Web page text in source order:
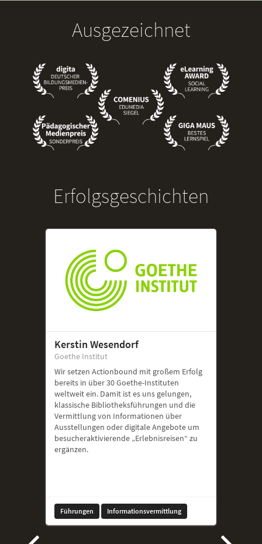
Ausgezeichnet
Erfolgsgeschichten
Kerstin Wesendorf
Goethe Institut
Wir setzen Actionbound mit großem Erfolg
bereits in über 30 Goethe-Instituten
weltweit ein. Damit ist es uns gelungen,
klassische Bibliotheksführungen und die
Vermittlung von Informationen über
Ausstellungen oder digitale Angebote um
besucheraktivierende „Erlebnisreisen“ zu
ergänzen.
Führungen Informationsvermittlung